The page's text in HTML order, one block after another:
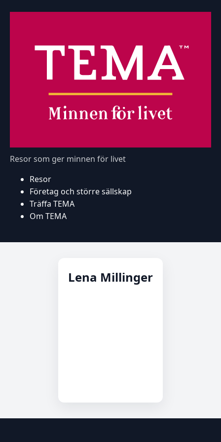
Resor som ger minnen för livet
Resor
Företag och större sällskap
Träffa TEMA
Om TEMA
Lena Millinger